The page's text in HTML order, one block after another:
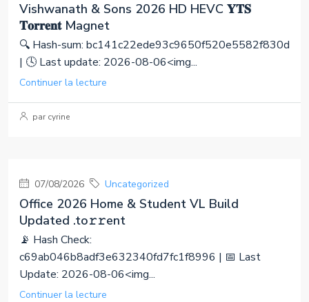
Vishwanath & Sons 2026 HD HEVC 𝐘𝐓𝐒
𝐓𝐨𝐫𝐫𝐞𝐧𝐭 Magnet
🔍 Hash-sum: bc141c22ede93c9650f520e5582f830d
| 🕓 Last update: 2026-08-06<img...
Continuer la lecture
par cyrine
07/08/2026 Uncategorized
Office 2026 Home & Student VL Build
Updated .tо𝚛𝚛еnt
📡 Hash Check:
c69ab046b8adf3e632340fd7fc1f8996 | 📅 Last
Update: 2026-08-06<img...
Continuer la lecture